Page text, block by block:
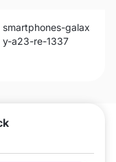
smartphones-galax
y-a23-re-1337